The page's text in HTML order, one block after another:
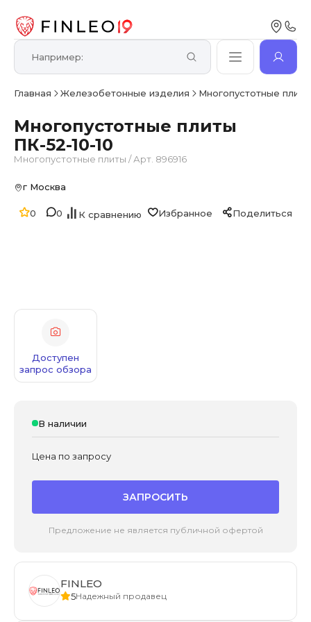
Главная Железобетонные изделия Многопустотные плиты
Многопустотные плиты
ПК-52-10-10
Многопустотные плиты /Арт. 896916
0 0 К сравнению Избранное Поделиться
г Москва
Доступен
запрос обзора
В наличии
Цена по запросу
ЗАПРОСИТЬ
Предложение не является публичной офертой
FINLEO
5Надежный продавец